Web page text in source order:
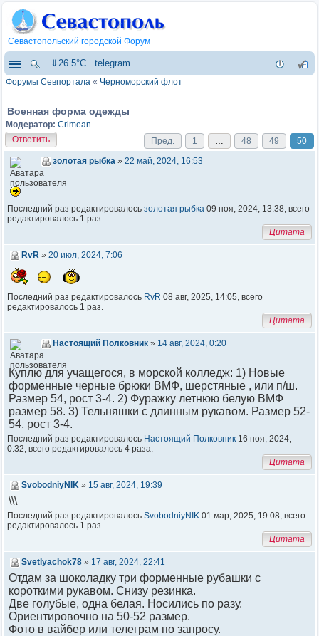
Севастопольский городской Форум
⇓26.5°C telegram
Форумы Севпортала « Черноморский флот
Военная форма одежды
Модератор: Crimean
Ответить
Пред. 1 … 48 49 50
золотая рыбка » 22 май, 2024, 16:53
Последний раз редактировалось золотая рыбка 09 ноя, 2024, 13:38, всего
редактировалось 1 раз.
Цитата
RvR » 20 июл, 2024, 7:06
Последний раз редактировалось RvR 08 авг, 2025, 14:05, всего
редактировалось 1 раз.
Цитата
Настоящий Полковник » 14 авг, 2024, 0:20
Куплю для учащегося, в морской колледж: 1) Новые
форменные черные брюки ВМФ, шерстяные , или п/ш.
Размер 54, рост 3-4. 2) Фуражку летнюю белую ВМФ
размер 58. 3) Тельняшки с длинным рукавом. Размер 52-
54, рост 3-4.
Последний раз редактировалось Настоящий Полковник 16 ноя, 2024,
0:32, всего редактировалось 4 раза.
Цитата
SvobodniyNIK » 15 авг, 2024, 19:39
\\\
Последний раз редактировалось SvobodniyNIK 01 мар, 2025, 19:08, всего
редактировалось 1 раз.
Цитата
Svetlyachok78 » 17 авг, 2024, 22:41
Отдам за шоколадку три форменные рубашки с
короткими рукавом. Снизу резинка.
Две голубые, одна белая. Носились по разу.
Ориентировочно на 50-52 размер.
Фото в вайбер или телеграм по запросу.